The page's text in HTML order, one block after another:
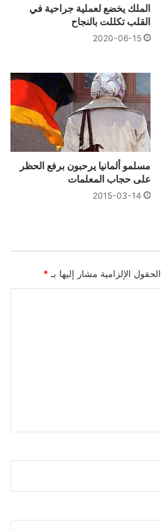
الملك يخضع لعملية جراحية في
القلب تكللت بالنجاح
2020-06-15
مسلمو ألمانيا يرحبون برفع الحظر
على حجاب المعلمات
2015-03-14
الحقول الإلزامية مشار إليها بـ *